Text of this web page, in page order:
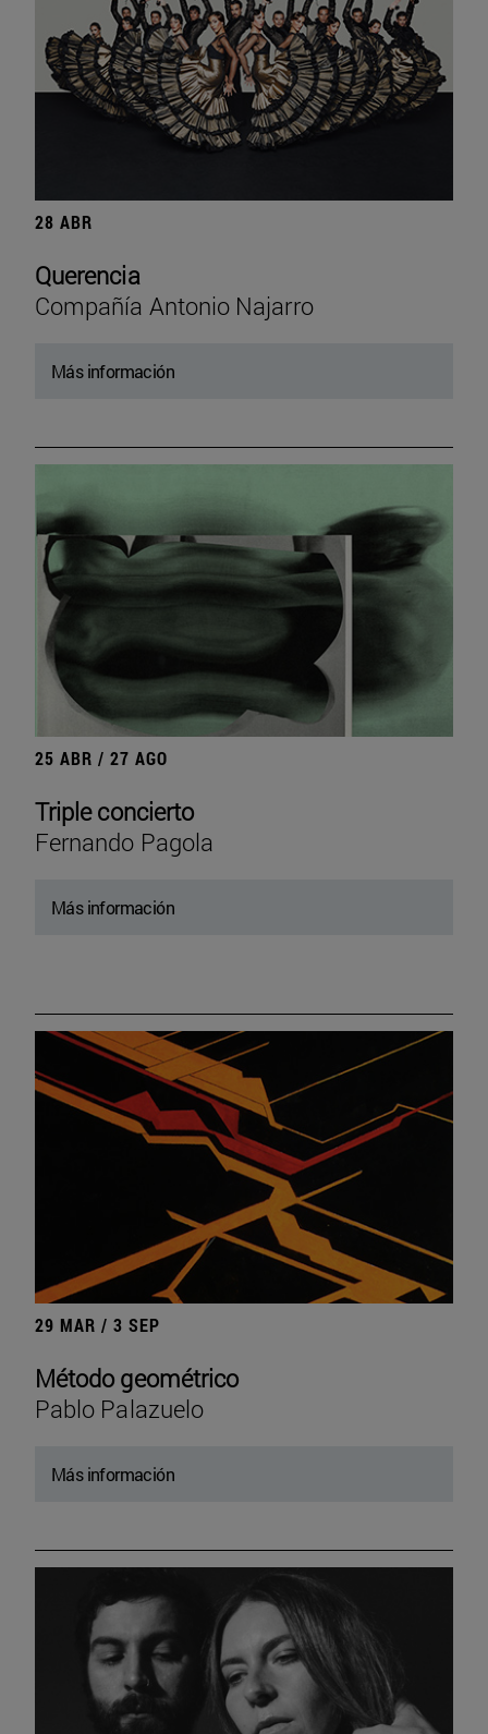
28 ABR
Querencia
Compañía Antonio Najarro
Más información
25 ABR / 27 AGO
Triple concierto
Fernando Pagola
Más información
29 MAR / 3 SEP
Método geométrico
Pablo Palazuelo
Más información